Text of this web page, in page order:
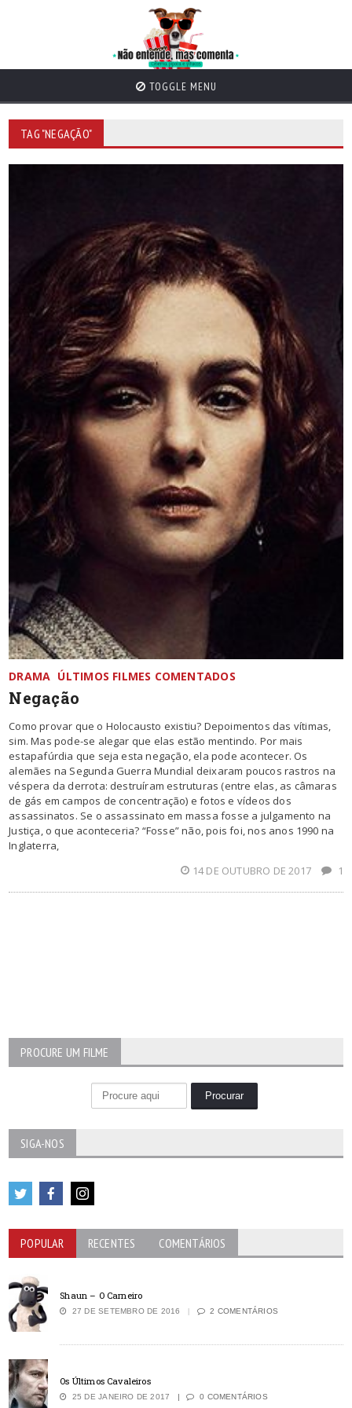
TOGGLE MENU
TAG "NEGAÇÃO"
DRAMA ÚLTIMOS FILMES COMENTADOS
Negação
Como provar que o Holocausto existiu? Depoimentos das vítimas,
sim. Mas pode-se alegar que elas estão mentindo. Por mais
estapafúrdia que seja esta negação, ela pode acontecer. Os
alemães na Segunda Guerra Mundial deixaram poucos rastros na
véspera da derrota: destruíram estruturas (entre elas, as câmaras
de gás em campos de concentração) e fotos e vídeos dos
assassinatos. Se o assassinato em massa fosse a julgamento na
Justiça, o que aconteceria? “Fosse” não, pois foi, nos anos 1990 na
Inglaterra,
14 DE OUTUBRO DE 2017
1
PROCURE UM FILME
SIGA-NOS
POPULAR RECENTES COMENTÁRIOS
Shaun – O Carneiro
27 DE SETEMBRO DE 2016 2 COMENTÁRIOS
Os Últimos Cavaleiros
25 DE JANEIRO DE 2017 0 COMENTÁRIOS